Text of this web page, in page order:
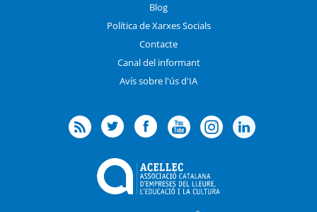
Blog
Política de Xarxes Socials
Contacte
Canal del informant
Avís sobre l'ús d'IA